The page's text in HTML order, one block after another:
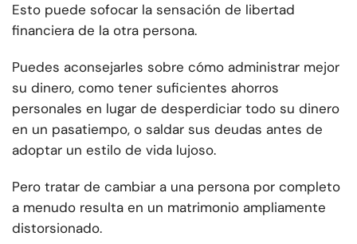
Esto puede sofocar la sensación de libertad
financiera de la otra persona.
Puedes aconsejarles sobre cómo administrar mejor
su dinero, como tener suficientes ahorros
personales en lugar de desperdiciar todo su dinero
en un pasatiempo, o saldar sus deudas antes de
adoptar un estilo de vida lujoso.
Pero tratar de cambiar a una persona por completo
a menudo resulta en un matrimonio ampliamente
distorsionado.